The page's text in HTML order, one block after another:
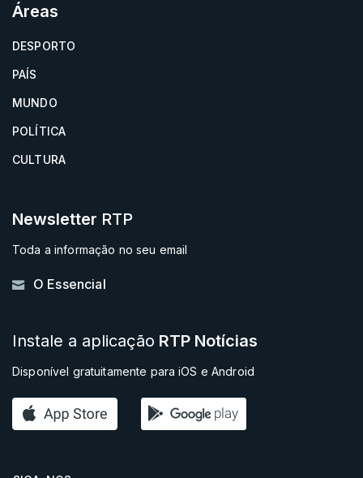
Áreas
DESPORTO
PAÍS
MUNDO
POLÍTICA
CULTURA
Newsletter RTP
Toda a informação no seu email
O Essencial
Instale a aplicação RTP Notícias
Disponível gratuitamente para iOS e Android